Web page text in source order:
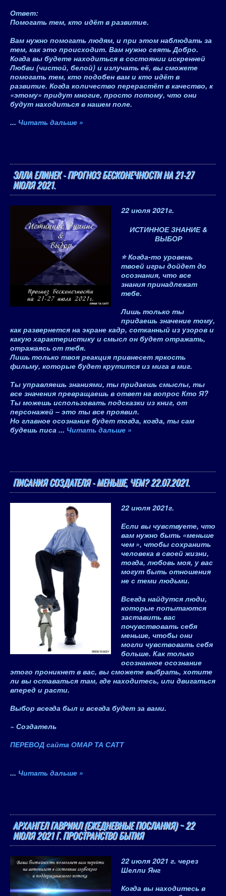
Ответ:
Помогать тем, кто идёт в развитие.
Вам нужно помогать людям, и при этом наблюдать за
тем, как это происходит. Вам нужно сеять Добро.
Когда вы будете находиться в состоянии искренней
Любви (чистой, белой) и излучать её, вы сможете
помогать тем, кто подобен вам и кто идёт в
развитие. Когда количество перерастёт в качество, к
«этому» придут многие, просто потому, что они
будут находиться в нашем поле.
... Читать дальше »
ЭЛЛА ЕЛИНЕК - ПРОГНОЗ БЕСКОНЕЧНОСТИ НА 21-27
ИЮЛЯ 2021.
22 июля 2021г.
ИСТИННОЕ ЗНАНИЕ&
ВЫБОР
⭐ Когда-то уровень
твоей игры дойдет до
осознания, что все
знания принадлежат
тебе.
Лишь только ты
придаешь значение тому,
как развернется на экране кадр, сотканный из узоров и
какую характеристику и смысл он будет отражать,
отражаясь от тебя.
Лишь только твоя реакция привнесет яркость
фильму, которые будет крутится из мига в миг.
Ты управляешь знаниями, ты придаешь смыслы, ты
все значения превращаешь в ответ на вопрос Кто Я?
Ты можешь использовать подсказки из книг, от
персонажей – это ты все проявил.
Но главное осознание будет тогда, когда, ты сам
будешь писа ... Читать дальше »
ПИСАНИЯ СОЗДАТЕЛЯ - МЕНЬШЕ, ЧЕМ? 22.07.2021.
22 июля 2021г.
Если вы чувствуете, что
вам нужно быть «меньше
чем », чтобы сохранить
человека в своей жизни,
тогда, любовь моя, у вас
могут быть отношения
не с теми людьми.
Всегда найдутся люди,
которые попытаются
заставить вас
почувствовать себя
меньше, чтобы они
могли чувствовать себя
больше. Как только
осознанное осознание
этого проникнет в вас, вы сможете выбрать, хотите
ли вы оставаться там, где находитесь, или двигаться
вперед и расти.
Выбор всегда был и всегда будет за вами.
~ Создатель
ПЕРЕВОД сайта ОМАР ТА САТТ
... Читать дальше »
АРХАНГЕЛ ГАВРИИЛ (ЕЖЕДНЕВНЫЕ ПОСЛАНИЯ) ~ 22
ИЮЛЯ 2021 Г. ПРОСТРАНСТВО БЫТИЯ
22 июля 2021 г. через
Шелли Янг
Когда вы находитесь в